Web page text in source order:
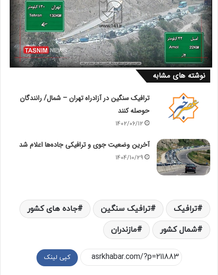
نوشته های مشابه
ترافیک سنگین در آزادراه تهران – شمال/ رانندگان
حوصله کنند
1402/06/12
آخرین وضعیت جوی و ترافیکی جاده‌ها اعلام شد
1404/10/29
ترافیک ترافیک سنگین
جاده های کشور
شمال کشور
مازندران
کپی لینک